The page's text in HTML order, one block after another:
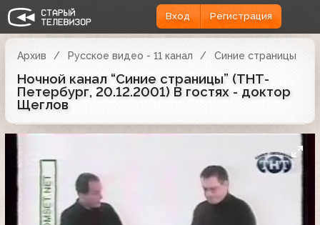
Вход Регистрация
Архив Русское видео - 11 канал Синие страницы
Ночной канал “Синие страницы” (ТНТ-
Петербург, 20.12.2001) В гостях - доктор
Щеглов